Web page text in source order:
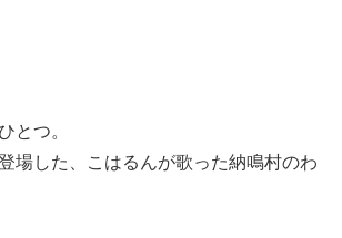
とつ。
場した、こはるんが歌った納鳴村のわ